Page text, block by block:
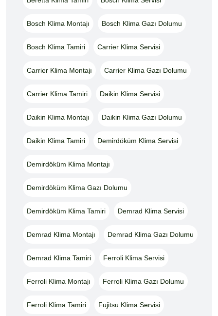
Bosch Klima Montajı Bosch Klima Gazı Dolumu
Bosch Klima Tamiri Carrier Klima Servisi
Carrier Klima Montajı Carrier Klima Gazı Dolumu
Carrier Klima Tamiri Daikin Klima Servisi
Daikin Klima Montajı Daikin Klima Gazı Dolumu
Daikin Klima Tamiri Demirdöküm Klima Servisi
Demirdöküm Klima Montajı
Demirdöküm Klima Gazı Dolumu
Demirdöküm Klima Tamiri Demrad Klima Servisi
Demrad Klima Montajı Demrad Klima Gazı Dolumu
Demrad Klima Tamiri Ferroli Klima Servisi
Ferroli Klima Montajı Ferroli Klima Gazı Dolumu
Ferroli Klima Tamiri Fujitsu Klima Servisi